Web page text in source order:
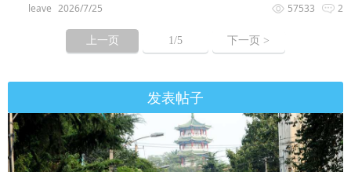
2
57533
leave 2026/7/25
上一页 1/5 下一页 >
发表帖子